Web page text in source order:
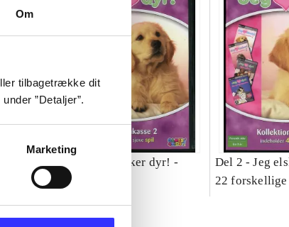
Om
tilbagetrække dit
”Detaljer”.
Marketing
Jeg elsker dyr! -
dyre-agenter
Del 2 -Jeg
22